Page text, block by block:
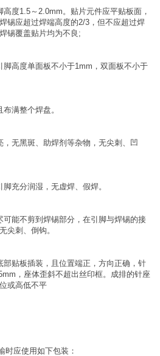
度1.5～2.0mm。贴片元件应平贴板面，
锡应超过焊端高度的2/3，但不应超过焊
锡覆盖贴片均为不良;
高度单面板不小于1mm，双面板不小于
满整个焊盘。
无黑斑、助焊剂等杂物，无尖刺、凹
充分润湿，无虚焊、假焊。
能不剪到焊锡部分，在引脚与焊锡的接
尖刺、倒钩。
贴板插装，且位置端正，方向正确，针
，座体歪斜不超出丝印框。成排的针座
或高低不平
应使用如下包装：